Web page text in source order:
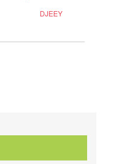
DJEEY